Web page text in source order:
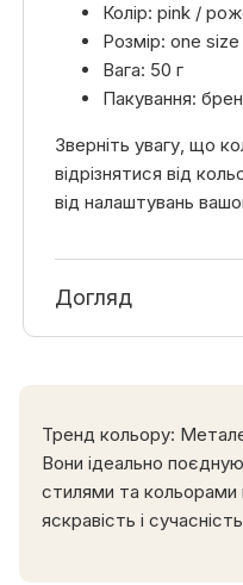
Колір: pink /
Розмір: one
Вага: 50 г
Пакування:
Зверніть увагу, що
відрізнятися від
від налаштувань
Догляд
Тренд кольору:
Вони ідеально
стилями та
яскравість і